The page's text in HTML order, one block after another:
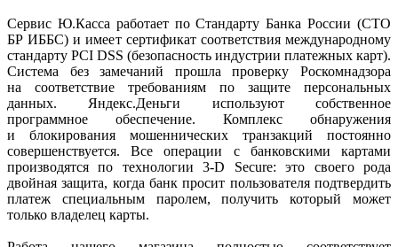
Сервис Ю.Касса работает по Стандарту Банка России (СТО
БР ИББС) и имеет сертификат соответствия международному
стандарту PCI DSS (безопасность индустрии платежных карт).
Система без замечаний прошла проверку Роскомнадзора
на соответствие требованиям по защите персональных
данных. Яндекс.Деньги используют собственное
программное обеспечение. Комплекс обнаружения
и блокирования мошеннических транзакций постоянно
совершенствуется. Все операции с банковскими картами
производятся по технологии 3-D Secure: это своего рода
двойная защита, когда банк просит пользователя подтвердить
платеж специальным паролем, получить который может
только владелец карты.